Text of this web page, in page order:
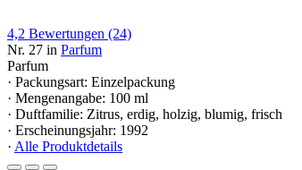
4,2 Bewertungen (24)
Nr. 27 in Parfum
Parfum
· Packungsart: Einzelpackung
· Mengenangabe: 100 ml
· Duftfamilie: Zitrus, erdig, holzig, blumig, frisch
· Erscheinungsjahr: 1992
· Alle Produktdetails